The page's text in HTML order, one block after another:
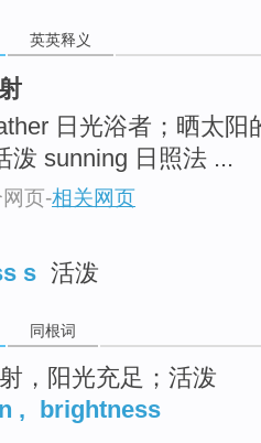
英英释义
日光浴者；晒太阳
泼 sunning 日照法 ...
页-相关网页
s 活泼
同根词
，阳光充足；活泼
, brightness